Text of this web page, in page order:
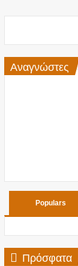
Αναγνώστες
Populars
Πρόσφατα